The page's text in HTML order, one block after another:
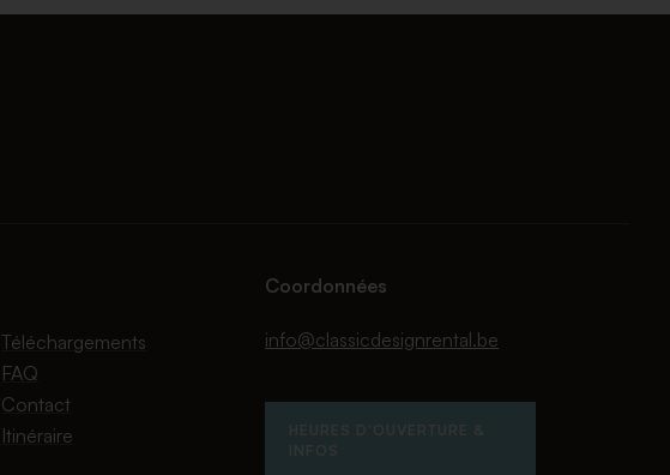
Téléchargements
FAQ
Contact
Itinéraire
Coordonnées
info@classicdesignrental.be
HEURES D'OUVERTURE &
INFOS